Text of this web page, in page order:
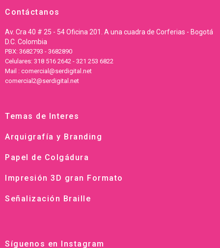
Contáctanos
Av. Cra 40 # 25 - 54 Oficina 201. A una cuadra de Corferias - Bogotá
D.C. Colombia
PBX: 3682793 - 3682890
Celulares: 318 516 2642 - 321 253 6822
Mail : comercial@serdigital.net
comercial2@serdigital.net
Temas de Interes
Arquigrafía y Branding
Papel de Colgádura
Impresión 3D gran Formato
Señalización Braille
Síguenos en Instagram